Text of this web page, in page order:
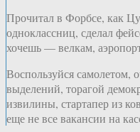
Прочитал в Форбсе, как
одноклассниц, сделал
хочешь — велкам,
Воспользуйся самолетом,
выделений, торагой
извилины, стартапер из
еще не все вакансии на